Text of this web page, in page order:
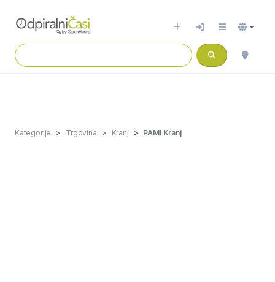
Kategorije Trgovina Kranj PAMI Kranj